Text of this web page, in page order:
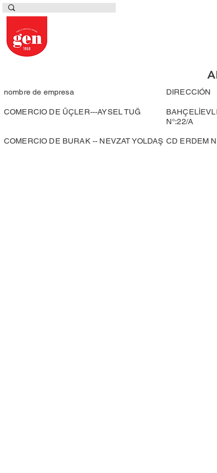
nombre de empresa DIRECCIÓN
COMERCIO DE ÜÇLER---AYSEL TUĞ
N°:22/A
COMERCIO DE BURAK -- NEVZAT YOLDAŞ CD ERDEM